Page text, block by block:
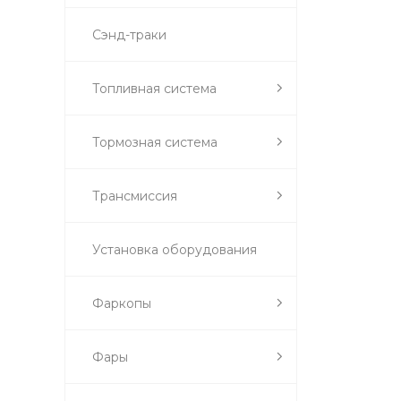
Сэнд-траки
Топливная система
Тормозная система
Трансмиссия
Установка оборудования
Фаркопы
Фары